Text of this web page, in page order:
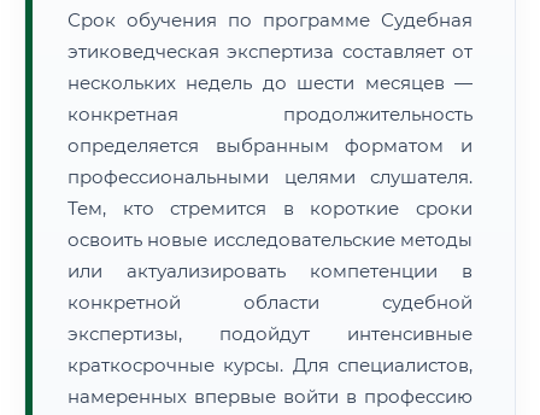
Срок обучения по программе Судебная
этиковедческая экспертиза составляет от
нескольких недель до шести месяцев —
конкретная продолжительность
определяется выбранным форматом и
профессиональными целями слушателя.
Тем, кто стремится в короткие сроки
освоить новые исследовательские методы
или актуализировать компетенции в
конкретной области судебной
экспертизы, подойдут интенсивные
краткосрочные курсы. Для специалистов,
намеренных впервые войти в профессию